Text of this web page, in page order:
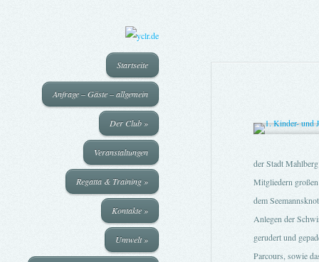
Startseite
Anfrage – Gäste – allgemein
Der Club»
Veranstaltungen
Regatta & Training»
Kontakte»
Umwelt»
der Stadt
Mitgliedern
dem
Anlegen der
gerudert und
Parcours, sowie